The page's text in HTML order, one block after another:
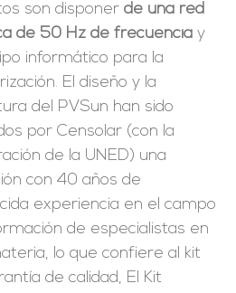
son disponerde una red
de 50 Hz de frecuencia y
informático para la
El diseño y la
del PVSun han sido
por Censolar (con la
de la UNED) una
con 40 años de
experiencia en el campo
de especialistas en
lo que confiere al kit
de calidad, El Kit